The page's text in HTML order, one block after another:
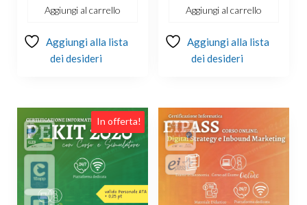
Aggiungi al carrello
Aggiungi alla lista
dei desideri
€244.00.
Aggiungi al carrello
Aggiungi alla lista
dei desideri
In offerta!